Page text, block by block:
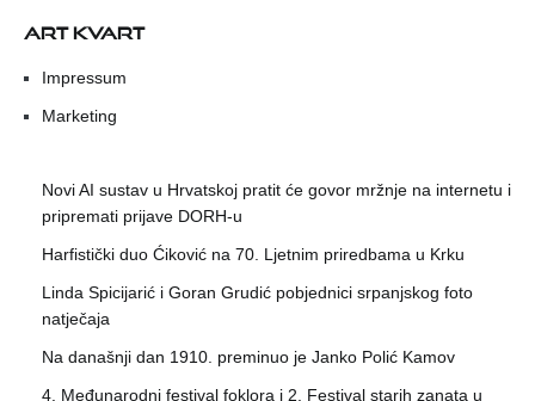
ART KVART
Impressum
Marketing
Novi AI sustav u Hrvatskoj pratit će govor mržnje na internetu i
pripremati prijave DORH-u
Harfistički duo Ćiković na 70. Ljetnim priredbama u Krku
Linda Spicijarić i Goran Grudić pobjednici srpanjskog foto
natječaja
Na današnji dan 1910. preminuo je Janko Polić Kamov
4. Međunarodni festival foklora i 2. Festival starih zanata u